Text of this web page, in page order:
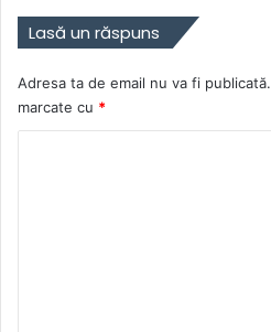
Lasă un răspuns
Adresa ta de email nu va fi publicată.
marcate cu *